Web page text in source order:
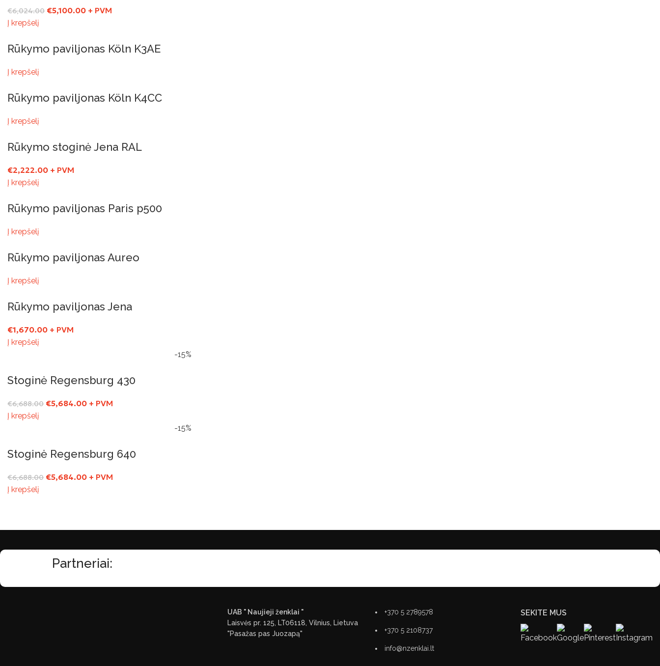
€6,024.00 €5,100.00 + PVM
Į krepšelį
Rūkymo paviljonas Köln K3AE
Į krepšelį
Rūkymo paviljonas Köln K4CC
Į krepšelį
Rūkymo stoginė Jena RAL
€2,222.00 + PVM
Į krepšelį
Rūkymo paviljonas Paris p500
Į krepšelį
Rūkymo paviljonas Aureo
Į krepšelį
Rūkymo paviljonas Jena
€1,670.00 + PVM
Į krepšelį
-15%
Stoginė Regensburg 430
€6,688.00 €5,684.00 + PVM
Į krepšelį
-15%
Stoginė Regensburg 640
€6,688.00 €5,684.00 + PVM
Į krepšelį
Partneriai:
UAB " Naujieji ženklai "
Laisvės pr. 125, LT06118, Vilnius, Lietuva
"Pasažas pas Juozapą"
+370 5 2789578
+370 5 2108737
info@nzenklai.lt
SEKITE MUS